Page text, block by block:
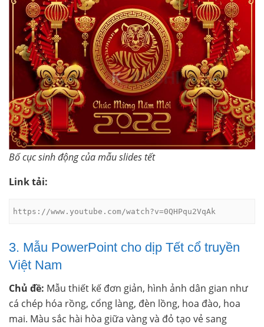
Bố cục sinh động của mẫu slides tết
Link tải:
https://www.youtube.com/watch?v=0QHPqu2VqAk
3. Mẫu PowerPoint cho dịp Tết cổ truyền
Việt Nam
Chủ đề: Mẫu thiết kế đơn giản, hình ảnh dân gian như
cá chép hóa rồng, cổng làng, đèn lồng, hoa đào, hoa
mai. Màu sắc hài hòa giữa vàng và đỏ tạo vẻ sang